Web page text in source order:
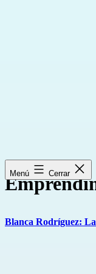
Menú Cerrar
Blanca Rodríguez: